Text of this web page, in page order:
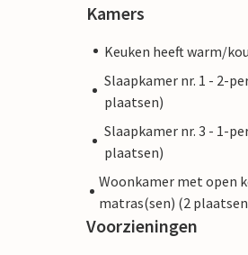
Kamers
Keuken heeft warm/
Slaapkamer nr. 1 - 2-
plaatsen)
Slaapkamer nr. 3 - 1-
plaatsen)
Woonkamer met open
matras(sen) (2
Voorzieningen